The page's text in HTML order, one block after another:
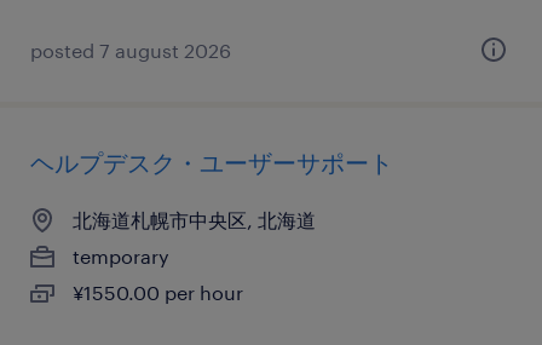
posted 7 august 2026
ヘルプデスク・ユーザーサポート
北海道札幌市中央区, 北海道
temporary
¥1550.00 per hour